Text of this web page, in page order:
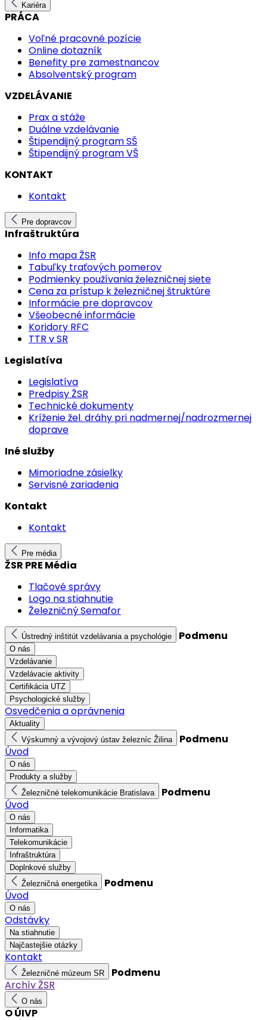
Kariéra
PRÁCA
Voľné pracovné pozície
Online dotazník
Benefity pre zamestnancov
Absolventský program
VZDELÁVANIE
Prax a stáže
Duálne vzdelávanie
Štipendijný program SŠ
Štipendijný program VŠ
KONTAKT
Kontakt
Pre dopravcov
Infraštruktúra
Info mapa ŽSR
Tabuľky traťových pomerov
Podmienky používania železničnej siete
Cena za prístup k železničnej štruktúre
Informácie pre dopravcov
Všeobecné informácie
Koridory RFC
TTR v SR
Legislatíva
Legislatíva
Predpisy ŽSR
Technické dokumenty
Kríženie žel. dráhy pri nadmernej/nadrozmernej
doprave
Iné služby
Mimoriadne zásielky
Servisné zariadenia
Kontakt
Kontakt
Pre média
ŽSR PRE Média
Tlačové správy
Logo na stiahnutie
Železničný Semafor
Ústredný inštitút vzdelávania a psychológie Podmenu
O nás
Vzdelávanie
Vzdelávacie aktivity
Certifikácia UTZ
Psychologické služby
Osvedčenia a oprávnenia
Aktuality
Výskumný a vývojový ústav železníc Žilina
Podmenu
Úvod
O nás
Produkty a služby
Železničné telekomunikácie Bratislava
Podmenu
Úvod
O nás
Informatika
Telekomunikácie
Infraštruktúra
Doplnkové služby
Železničná energetika
Podmenu
Úvod
O nás
Odstávky
Na stiahnutie
Najčastejšie otázky
Kontakt
Železničné múzeum SR
Podmenu
Archív ŽSR
O nás
O ÚIVP